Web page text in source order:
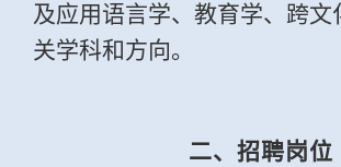
及应用语言学、教育学、跨文
关学科和方向。
二、招聘岗位